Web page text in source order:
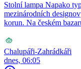
Stolní lampa Napako
mezinárodních
korun. Na českém
Chalupáři-Zahrádkáři
dnes, 06:05